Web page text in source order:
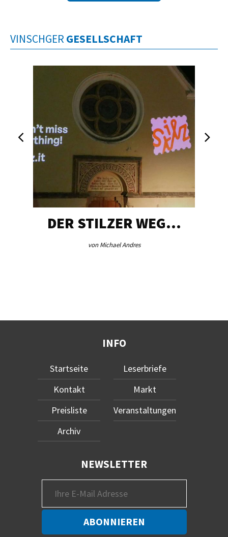
VINSCHGER GESELLSCHAFT
DER STILZER WEG…
von Michael Andres
INFO
Startseite
Kontakt
Preisliste
Archiv
Leserbriefe
Markt
Veranstaltungen
NEWSLETTER